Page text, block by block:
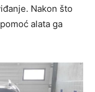
Nakon što
alata ga